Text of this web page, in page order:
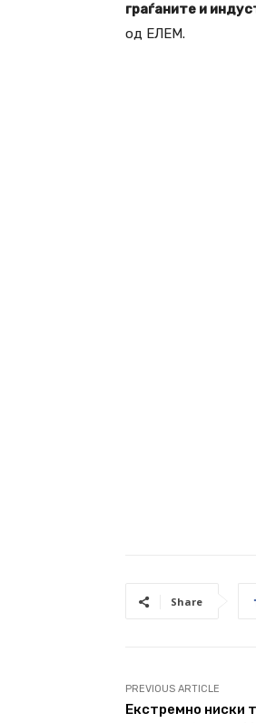
граѓаните и
од ЕЛЕМ.
Share
PREVIOUS ARTICLE
Екстремно ниски